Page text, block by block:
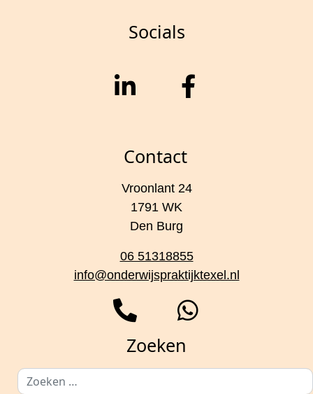
Contact
Vroonlant 24
1791 WK
Den Burg
06 51318855
info@onderwijspraktijktexel.nl
Socials
Zoeken
Zoeken